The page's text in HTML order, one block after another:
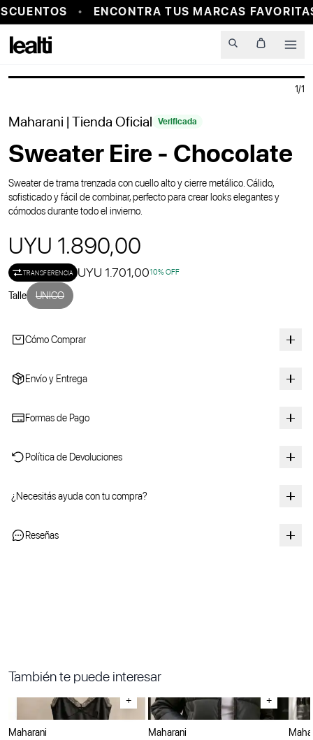
ENCONTRA TUS MARCAS
PROBADOR VIRTUAL
1/1
Maharani | Tienda Oficial Verificada
Sweater Eire - Chocolate
Sweater de trama trenzada con cuello alto y cierre metálico. Cálido,
sofisticado y fácil de combinar, perfecto para crear looks elegantes y
cómodos durante todo el invierno.
UYU 1.890,00
TRANSFERENCIA UYU 1.701,0010% OFF
Talle UNICO
Cómo Comprar
Envío y Entrega
Formas de Pago
Política de Devoluciones
¿Necesitás ayuda con tu compra?
Reseñas
También te puede interesar
+
Maharani
+
Maharani